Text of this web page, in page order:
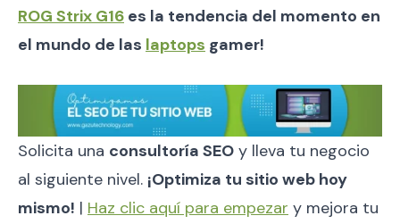
ROG Strix G16 es la tendencia del momento en
el mundo de las laptops gamer!
Solicita una consultoría SEO y lleva tu negocio
al siguiente nivel. ¡Optimiza tu sitio web hoy
mismo! | Haz clic aquí para empezar y mejora tu